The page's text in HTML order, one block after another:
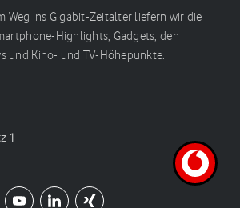
Weg ins Gigabit-Zeitalter liefern wir die
Highlights, Gadgets, den
und Kino- und TV-Höhepunkte.
1